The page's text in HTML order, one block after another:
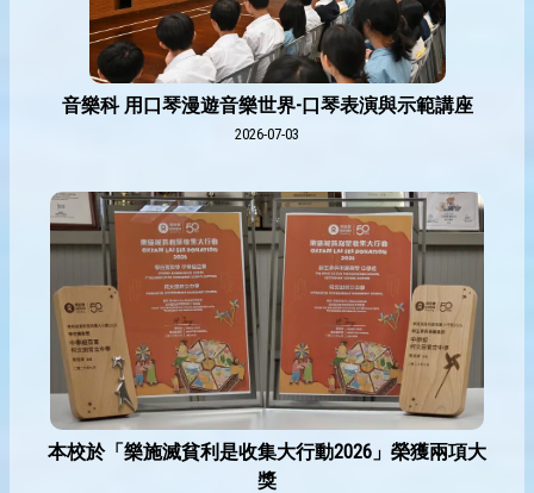
音樂科 用口琴漫遊音樂世界-口琴表演與示範講座
2026-07-03
本校於「樂施滅貧利是收集大行動2026」榮獲兩項大
獎